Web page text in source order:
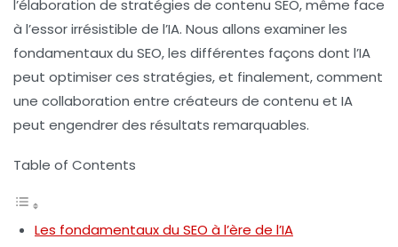
l’élaboration de stratégies de contenu SEO, même face
à l’essor irrésistible de l’IA. Nous allons examiner les
fondamentaux du SEO, les différentes façons dont l’IA
peut optimiser ces stratégies, et finalement, comment
une collaboration entre créateurs de contenu et IA
peut engendrer des résultats remarquables.
Table of Contents
Les fondamentaux du SEO à l’ère de l’IA